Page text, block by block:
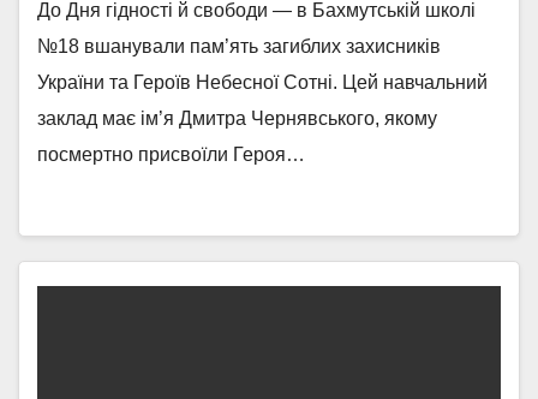
До Дня гідності й свободи — в Бахмутській школі
№18 вшанували пам’ять загиблих захисників
України та Героїв Небесної Сотні. Цей навчальний
заклад має ім’я Дмитра Чернявського, якому
посмертно присвоїли Героя…